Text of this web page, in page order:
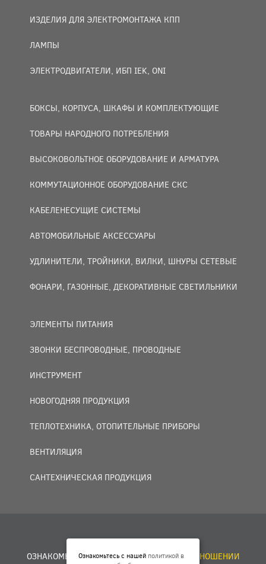
ИЗДЕЛИЯ ДЛЯ ЭЛЕКТРОМОНТАЖА КПП
ЛАМПЫ
ЭЛЕКТРОДВИГАТЕЛИ, ИБП IEK, ONI
БОКСЫ, КОРПУСА, ШКАФЫ И КОМПЛЕКТУЮЩИЕ
ТОВАРЫ НАРОДНОГО ПОТРЕБЛЕНИЯ
ВЫСОКОВОЛЬТНОЕ ОБОРУДОВАНИЕ И АРМАТУРА
КОММУТАЦИОННОЕ ОБОРУДОВАНИЕ СКС
КАБЕЛЕНЕСУЩИЕ СИСТЕМЫ
АВТОМОБИЛЬНЫЕ АКСЕССУАРЫ
УДЛИНИТЕЛИ, ТРОЙНИКИ, ВИЛКИ, ШНУРЫ СЕТЕВЫЕ
ФОНАРИ, ГАЗОННЫЕ, ДЕКОРАТИВНЫЕ СВЕТИЛЬНИКИ
ЭЛЕМЕНТЫ ПИТАНИЯ
ЗВОНКИ БЕСПРОВОДНЫЕ, ПРОВОДНЫЕ
ИНСТРУМЕНТ
НОВОГОДНЯЯ ПРОДУКЦИЯ
ТЕПЛОТЕХНИКА, ОТОПИТЕЛЬНЫЕ ПРИБОРЫ
ВЕНТИЛЯЦИЯ
САНТЕХНИЧЕСКАЯ ПРОДУКЦИЯ
ОЗНАКОМЬТЕСЬ С НАШЕЙПОЛИТИКОЙ В ОТНОШЕНИИ
Ознакомьтесь с нашей политикой в